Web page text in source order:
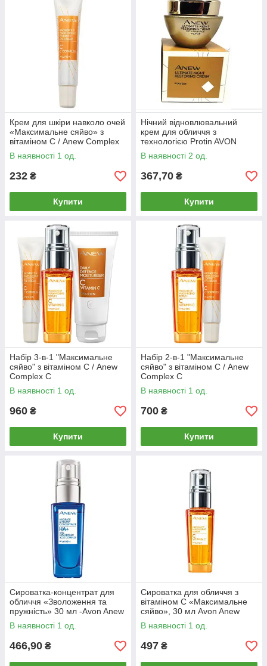
Крем для шкіри навколо очей
«Максимальне сяйво» з
вітаміном С / Anew Complex
C
В наявності 1 од.
232 ₴
Купити
Нічний відновлювальний
крем для обличчя з
технологією Protin AVON
ANEW 45+ Омолодження за
технологією Protinol (50 мл)
В наявності 2 од.
367,70 ₴
Купити
Набір 3-в-1 "Максимальне
сяйво" з вітаміном С / Anew
Complex C
В наявності 1 од.
960 ₴
Купити
Набір 2-в-1 "Максимальне
сяйво" з вітаміном С / Anew
Complex C
В наявності 1 од.
700 ₴
Купити
Сироватка-концентрат для
обличчя «Зволоження та
пружність» 30 мл -Avon Anew
Clinical Defend & Repair
Advanced Hydration
В наявності 1 од.
466,90 ₴
Сироватка для обличчя з
вітаміном С «Максимальне
сяйво», 30 мл Avon Anew
Radiance Maximising Serum
В наявності 1 од.
497 ₴